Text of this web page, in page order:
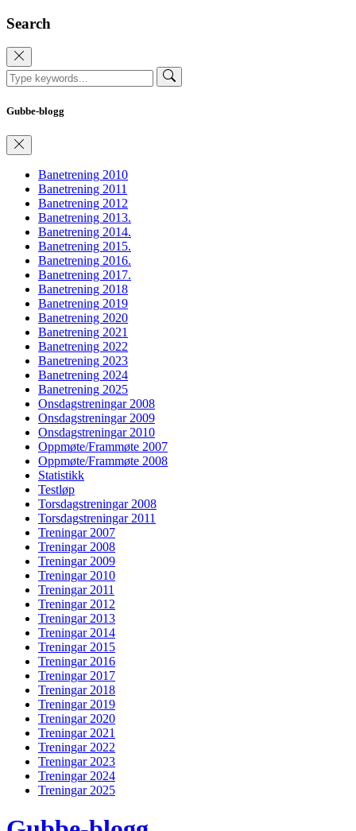
Search
Gubbe-blogg
Banetrening 2010
Banetrening 2011
Banetrening 2012
Banetrening 2013.
Banetrening 2014.
Banetrening 2015.
Banetrening 2016.
Banetrening 2017.
Banetrening 2018
Banetrening 2019
Banetrening 2020
Banetrening 2021
Banetrening 2022
Banetrening 2023
Banetrening 2024
Banetrening 2025
Onsdagstreningar 2008
Onsdagstreningar 2009
Onsdagstreningar 2010
Oppmøte/Frammøte 2007
Oppmøte/Frammøte 2008
Statistikk
Testløp
Torsdagstreningar 2008
Torsdagstreningar 2011
Treningar 2007
Treningar 2008
Treningar 2009
Treningar 2010
Treningar 2011
Treningar 2012
Treningar 2013
Treningar 2014
Treningar 2015
Treningar 2016
Treningar 2017
Treningar 2018
Treningar 2019
Treningar 2020
Treningar 2021
Treningar 2022
Treningar 2023
Treningar 2024
Treningar 2025